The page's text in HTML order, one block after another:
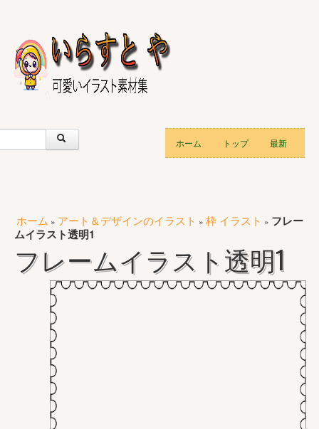
ホーム トップ 最新
ホーム » アート＆デザインのイラスト » 枠 イラスト » フレー
ムイラスト透明1
フレームイラスト透明1